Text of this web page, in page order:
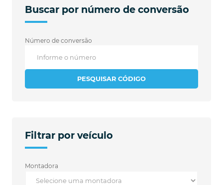
Buscar por número de conversão
Número de conversão
PESQUISAR CÓDIGO
Filtrar por veículo
Montadora